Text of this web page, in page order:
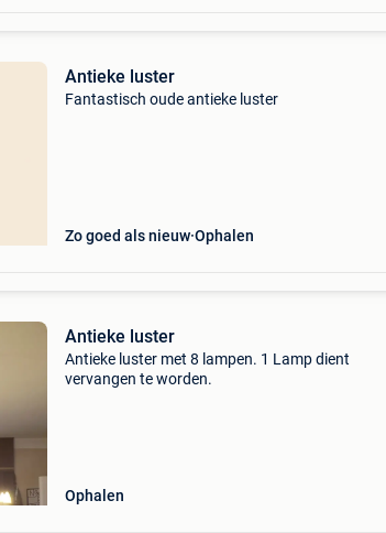
Antieke luster
Fantastisch oude antieke luster
Zo goed als nieuw Ophalen
Antieke luster
Antieke luster met 8 lampen. 1 Lamp dient
vervangen te worden.
Ophalen